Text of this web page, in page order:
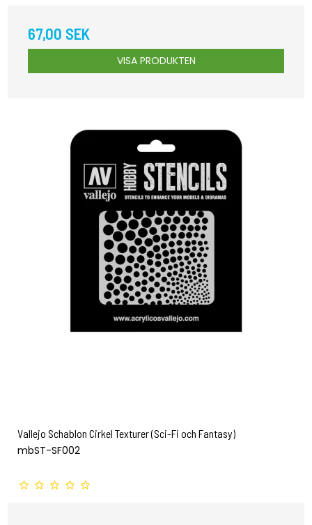
67,00 SEK
VISA PRODUKTEN
Vallejo Schablon Cirkel Texturer (Sci-Fi och Fantasy)
mbST-SF002